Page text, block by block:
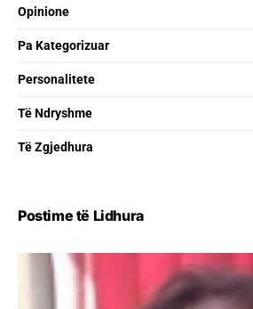
Opinione
Pa Kategorizuar
Personalitete
Të Ndryshme
Të Zgjedhura
Postime të Lidhura